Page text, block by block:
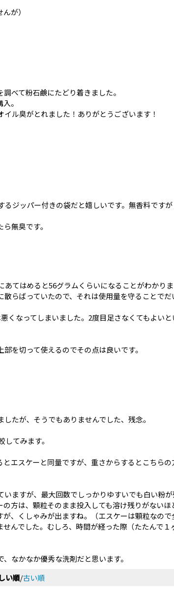
が）
べて粉石鹸にたどり着きました。
。
ル臭がとれました！ありがとうございます！
ジッパー付きの袋だと嬉しいです。無香料ですが
無臭です。
てはめると56グラムくらいになることがわかり
らばっていたので、それは使用量を守ることでだ
くなってしまいました。2度目足さなくてもよい
を切って使えるのでその点は良いです。
たが、そうでもありませんでした、残念。
てみます。
エスケーと同量ですが、重さからするとこちら
ますが、最大回数でしっかりゆすいでも白い粉
方は、顆粒そのまま投入しても溶け残りがないほ
、くしゃみが出ますね。（エスケーは顆粒なので
んでした。むしろ、時間が経った際（たたんで
なかなか優秀な洗剤だと思います。
い順/古い順